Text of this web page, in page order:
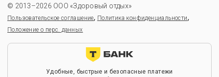
© 2013–2026 ООО «Здоровый отдых»
Пользовательское соглашение, Политика конфиденциальности,
Положение о перс. данных
Удобные, быстрые и безопасные платежи